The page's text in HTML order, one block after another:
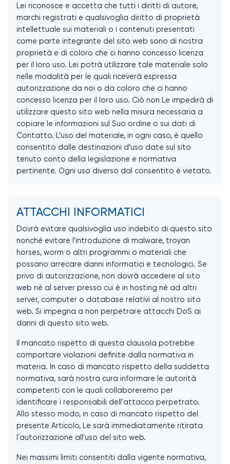
Lei riconosce e accetta che tutti i diritti di autore,
marchi registrati e qualsivoglia diritto di proprietà
intellettuale sui materiali o i contenuti presentati
come parte integrante del sito web sono di nostra
proprietà e di coloro che ci hanno concesso licenza
per il loro uso. Lei potrà utilizzare tale materiale solo
nelle modalità per le quali riceverà espressa
autorizzazione da noi o da coloro che ci hanno
concesso licenza per il loro uso. Ciò non Le impedirà di
utilizzare questo sito web nella misura necessaria a
copiare le informazioni sul Suo ordine o sui dati di
Contatto. L’uso del materiale, in ogni caso, è quello
consentito dalle destinazioni d’uso date sul sito
tenuto conto della legislazione e normativa
pertinente. Ogni uso diverso dal consentito è vietato.
ATTACCHI INFORMATICI
Dovrà evitare qualsivoglia uso indebito di questo sito
nonché evitare l'introduzione di malware, troyan
horses, worm o altri programmi o materiali che
possano arrecare danni informatici e tecnologici. Se
privo di autorizzazione, non dovrà accedere al sito
web né al server presso cui è in hosting né ad altri
server, computer o database relativi al nostro sito
web. Si impegna a non perpetrare attacchi DoS ai
danni di questo sito web.
Il mancato rispetto di questa clausola potrebbe
comportare violazioni definite dalla normativa in
materia. In caso di mancato rispetto della suddetta
normativa, sarà nostra cura informare le autorità
competenti con le quali collaboreremo per
identificare i responsabili dell'attacco perpetrato.
Allo stesso modo, in caso di mancato rispetto del
presente Articolo, Le sarà immediatamente ritirata
l'autorizzazione all'uso del sito web.
Nei massimi limiti consentiti dalla vigente normativa,